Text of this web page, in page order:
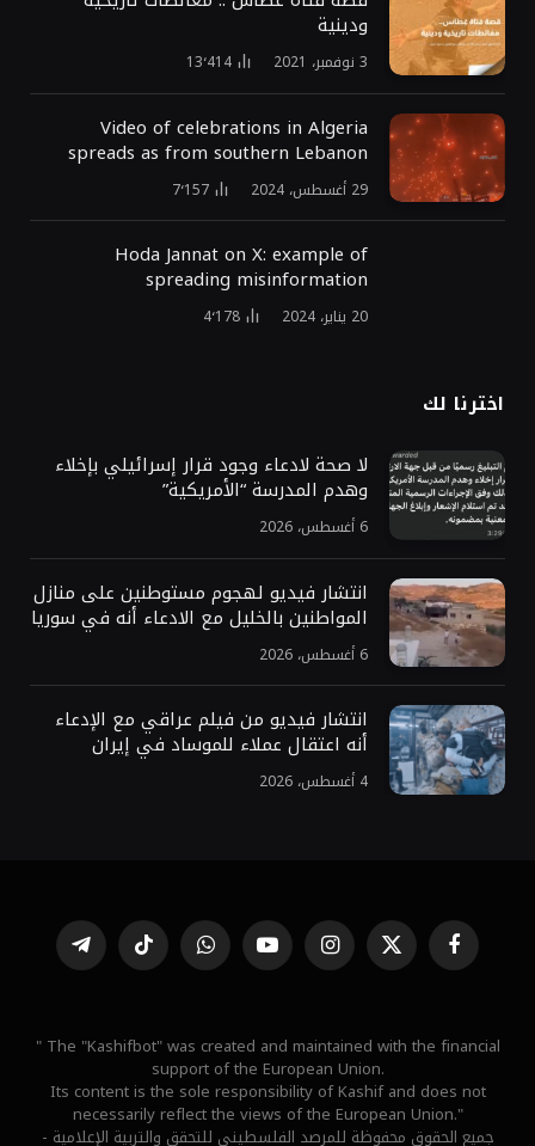
ودينية
3 نوفمبر، 2021 13٬414
Video of celebrations in Algeria
spreads as from southern Lebanon
29 أغسطس، 2024 7٬157
Hoda Jannat on X: example of
spreading misinformation
20 يناير، 2024 4٬178
اخترنا لك
لا صحة لادعاء وجود قرار إسرائيلي بإخلاء
وهدم المدرسة “الأمريكية”
6 أغسطس، 2026
انتشار فيديو لهجوم مستوطنين على منازل
المواطنين بالخليل مع الادعاء أنه في سوريا
6 أغسطس، 2026
انتشار فيديو من فيلم عراقي مع الإدعاء
أنه اعتقال عملاء للموساد في إيران
4 أغسطس، 2026
فيسبوك X
(Twitter)
الانستغراميوتيوب واتساب تيكتوك تيلقرام
" The "Kashifbot" was created and maintained with the financial
support of the European Union.
Its content is the sole responsibility of Kashif and does not
necessarily reflect the views of the European Union."
جميع الحقوق محفوظة للمرصد الفلسطيني للتحقق والتربية الإعلامية -